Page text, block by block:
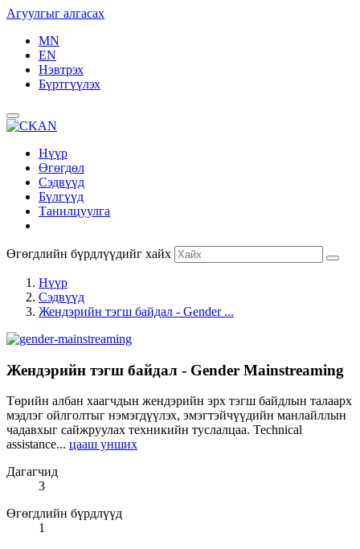
Агуулгыг алгасах
MN
EN
Нэвтрэх
Бүртгүүлэх
Нүүр
Өгөгдөл
Сэдвүүд
Бүлгүүд
Танилцуулга
Өгөгдлийн бүрдлүүдийг хайх
Нүүр
Сэдвүүд
Жендэрийн тэгш байдал - Gender ...
Жендэрийн тэгш байдал - Gender Mainstreaming
Төрийн албан хаагчдын жендэрийн эрх тэгш байдлын талаарх
мэдлэг ойлголтыг нэмэгдүүлэх, эмэгтэйчүүдийн манлайллын
чадавхыг сайжруулах техникийн туслалцаа. Technical
assistance... цааш унших
Дагагчид
3
Өгөгдлийн бүрдлүүд
1